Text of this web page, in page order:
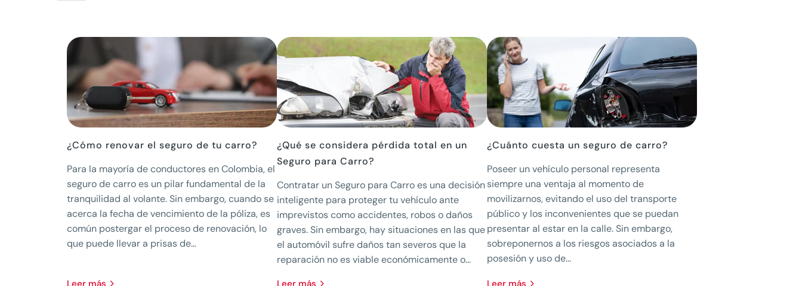
¿Cómo renovar el seguro de tu carro?
Para la mayoría de conductores en Colombia, el
seguro de carro es un pilar fundamental de la
tranquilidad al volante. Sin embargo, cuando se
acerca la fecha de vencimiento de la póliza, es
común postergar el proceso de renovación, lo
que puede llevar a prisas de...
¿Qué se considera pérdida total en un
Seguro para Carro?
Contratar un Seguro para Carro es una decisión
inteligente para proteger tu vehículo ante
imprevistos como accidentes, robos o daños
graves. Sin embargo, hay situaciones en las que
el automóvil sufre daños tan severos que la
reparación no es viable económicamente o...
¿Cuánto cuesta un seguro de carro?
Poseer un vehículo personal representa
siempre una ventaja al momento de
movilizarnos, evitando el uso del transporte
público y los inconvenientes que se puedan
presentar al estar en la calle. Sin embargo,
sobreponernos a los riesgos asociados a la
posesión y uso de...